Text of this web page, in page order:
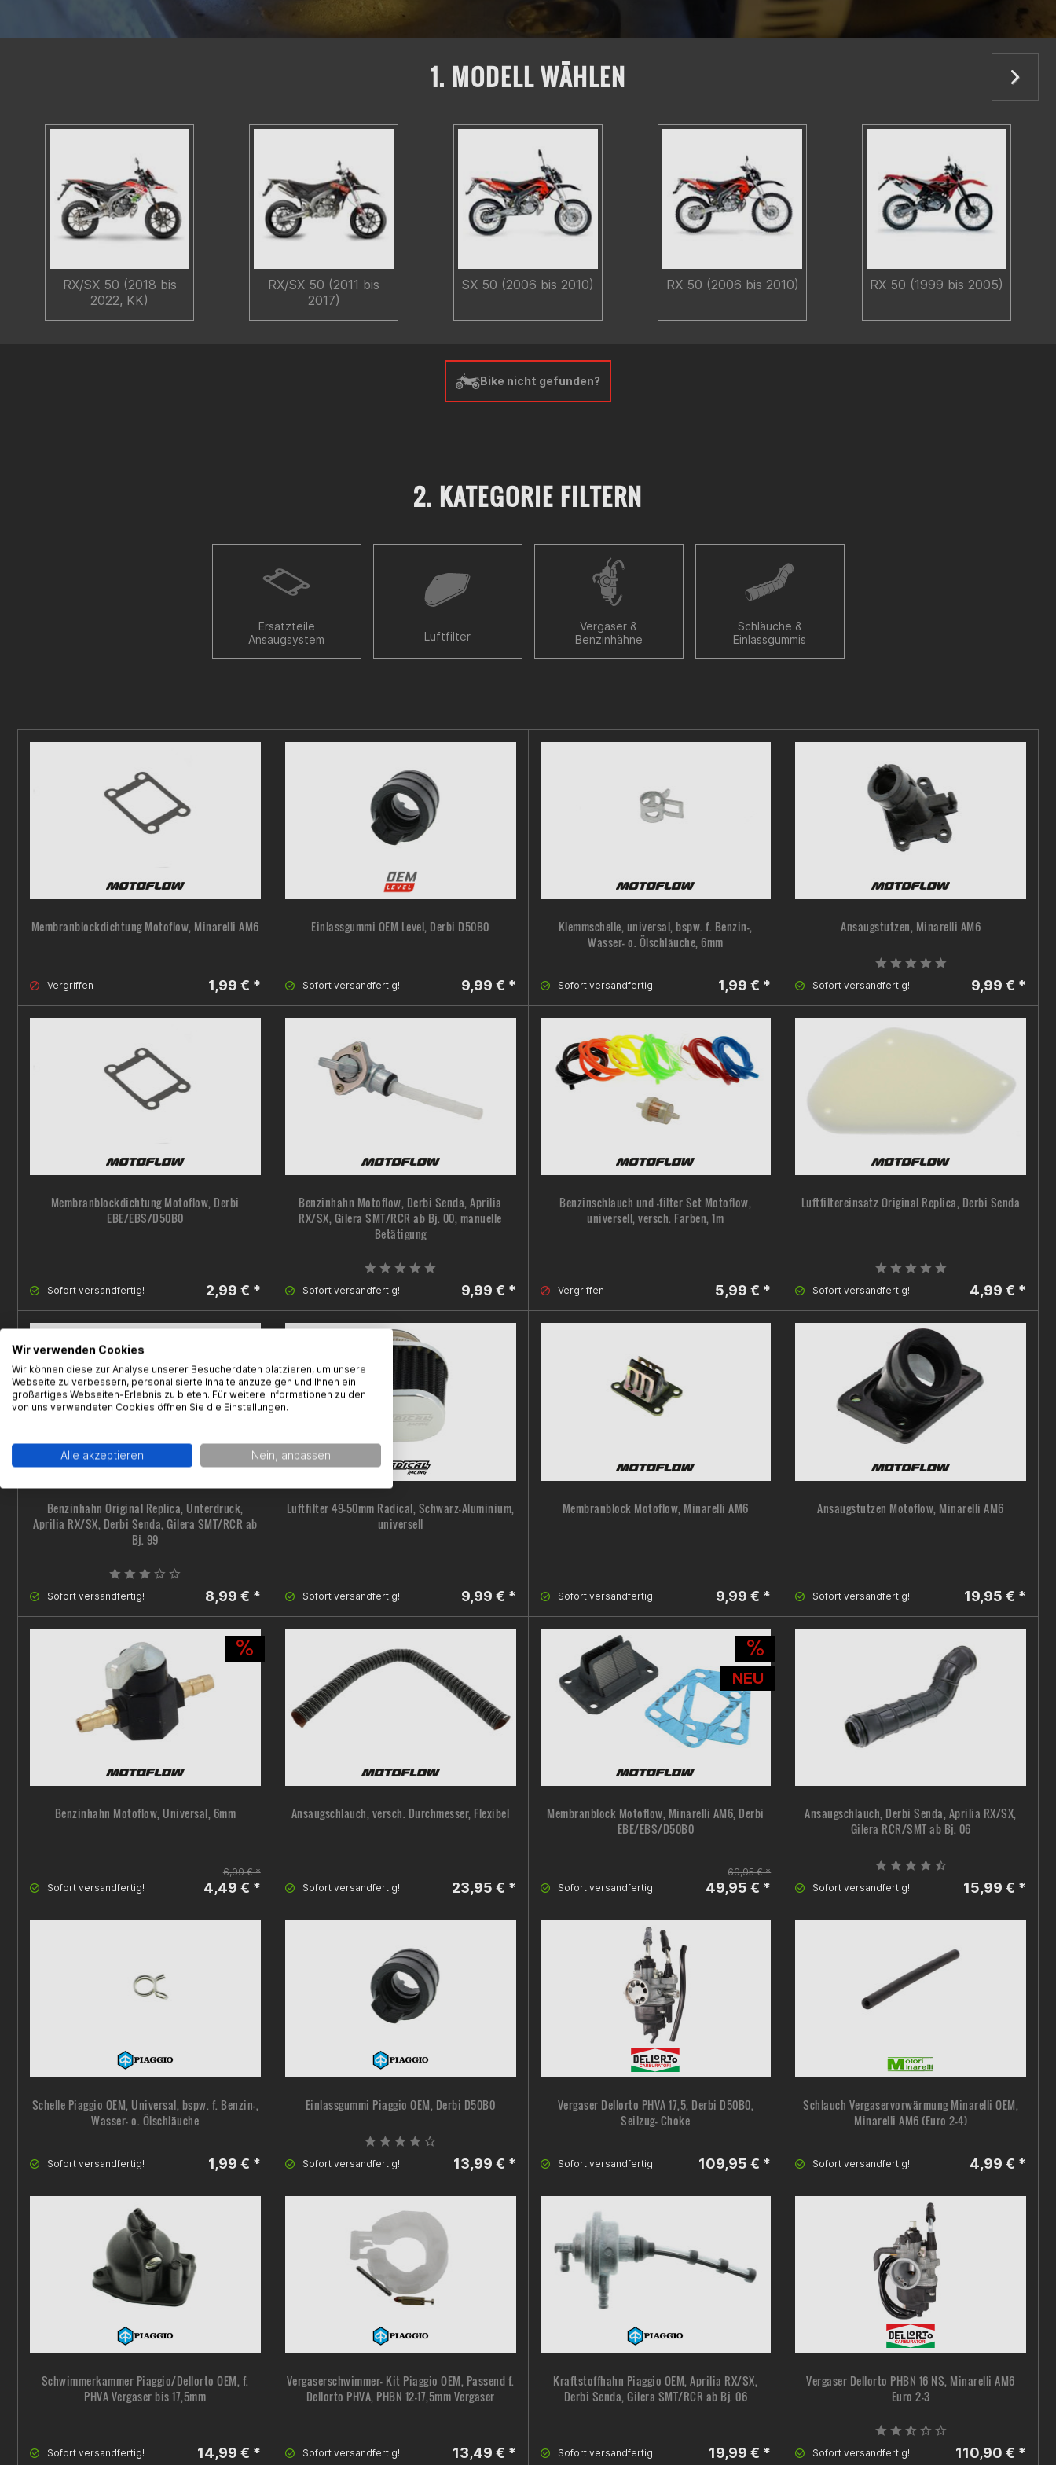
1. MODELL WÄHLEN
RX/SX 50 (2018 bis
2022, KK)
RX/SX 50 (2011 bis
2017)
SX 50 (2006 bis 2010) RX 50 (2006 bis 2010) RX 50 (1999 bis 2005)
Bike nicht gefunden?
2. KATEGORIE FILTERN
Ersatzteile
Ansaugsystem
Luftfilter
Vergaser &
Benzinhähne
Schläuche &
Einlassgummis
Membranblockdichtung Motoflow, Minarelli AM6
Vergriffen 1,99 € *
Einlassgummi OEM Level, Derbi D50B0
Sofort versandfertig! 9,99 € *
Klemmschelle, universal, bspw. f. Benzin-,
Wasser- o. Ölschläuche, 6mm
Sofort versandfertig! 1,99 € *
Ansaugstutzen, Minarelli AM6
Sofort versandfertig! 9,99 € *
Membranblockdichtung Motoflow, Derbi
EBE/EBS/D50B0
Sofort versandfertig! 2,99 € *
Benzinhahn Motoflow, Derbi Senda, Aprilia
RX/SX, Gilera SMT/RCR ab Bj. 00, manuelle
Betätigung
Sofort versandfertig! 9,99 € *
Benzinschlauch und -filter Set Motoflow,
universell, versch. Farben, 1m
Vergriffen 5,99 € *
Luftfiltereinsatz Original Replica, Derbi Senda
Sofort versandfertig! 4,99 € *
Benzinhahn Original Replica, Unterdruck,
Aprilia RX/SX, Derbi Senda, Gilera SMT/RCR ab
Bj. 99
Sofort versandfertig! 8,99 € *
Luftfilter 49-50mm Radical, Schwarz-Aluminium,
universell
Sofort versandfertig! 9,99 € *
Membranblock Motoflow, Minarelli AM6
Sofort versandfertig! 9,99 € *
Ansaugstutzen Motoflow, Minarelli AM6
Sofort versandfertig! 19,95 € *
Benzinhahn Motoflow, Universal, 6mm
Sofort versandfertig!
6,99 € *
4,49 € *
Ansaugschlauch, versch. Durchmesser, Flexibel
Sofort versandfertig! 23,95 € *
NEU
Membranblock Motoflow, Minarelli AM6, Derbi
EBE/EBS/D50B0
Sofort versandfertig!
69,95 € *
49,95 € *
Ansaugschlauch, Derbi Senda, Aprilia RX/SX,
Gilera RCR/SMT ab Bj. 06
Sofort versandfertig! 15,99 € *
Schelle Piaggio OEM, Universal, bspw. f. Benzin-,
Wasser- o. Ölschläuche
Sofort versandfertig! 1,99 € *
Einlassgummi Piaggio OEM, Derbi D50B0
Sofort versandfertig! 13,99 € *
Vergaser Dellorto PHVA 17,5, Derbi D50B0,
Seilzug- Choke
Sofort versandfertig! 109,95 € *
Schlauch Vergaservorwärmung Minarelli OEM,
Minarelli AM6 (Euro 2-4)
Sofort versandfertig! 4,99 € *
Schwimmerkammer Piaggio/Dellorto OEM, f.
PHVA Vergaser bis 17,5mm
Sofort versandfertig! 14,99 € *
Vergaserschwimmer- Kit Piaggio OEM, Passend f.
Dellorto PHVA, PHBN 12-17,5mm Vergaser
Sofort versandfertig! 13,49 € *
Kraftstoffhahn Piaggio OEM, Aprilia RX/SX,
Derbi Senda, Gilera SMT/RCR ab Bj. 06
Sofort versandfertig! 19,99 € *
Vergaser Dellorto PHBN 16 NS, Minarelli AM6
Euro 2-3
Sofort versandfertig! 110,90 € *
Wir verwenden Cookies
Wir können diese zur Analyse unserer Besucherdaten platzieren, um unsere
Webseite zu verbessern, personalisierte Inhalte anzuzeigen und Ihnen ein
großartiges Webseiten-Erlebnis zu bieten. Für weitere Informationen zu den
von uns verwendeten Cookies öffnen Sie die Einstellungen.
Alle akzeptieren Nein, anpassen